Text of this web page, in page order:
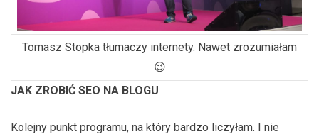
Tomasz Stopka tłumaczy internety. Nawet zrozumiałam
😉
JAK ZROBIĆ SEO NA BLOGU
Kolejny punkt programu, na który bardzo liczyłam. I nie